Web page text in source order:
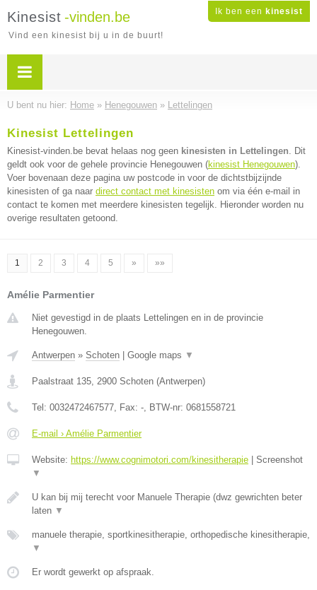
Ik ben een kinesist
Kinesist -vinden.be
Vind een kinesist bij u in de buurt!
U bent nu hier: Home » Henegouwen » Lettelingen
Kinesist Lettelingen
Kinesist-vinden.be bevat helaas nog geen kinesisten in Lettelingen. Dit
geldt ook voor de gehele provincie Henegouwen (kinesist Henegouwen).
Voer bovenaan deze pagina uw postcode in voor de dichtstbijzijnde
kinesisten of ga naar direct contact met kinesisten om via één e-mail in
contact te komen met meerdere kinesisten tegelijk. Hieronder worden nu
overige resultaten getoond.
1 2 3 4 5 » »»
Amélie Parmentier
Niet gevestigd in de plaats Lettelingen en in de provincie
Henegouwen.
Antwerpen » Schoten Google maps ▼
Paalstraat 135, 2900 Schoten (Antwerpen)
Tel: 0032472467577, Fax: -, BTW-nr: 0681558721
E-mail › Amélie Parmentier
Website: https://www.cognimotori.com/kinesitherapie
Screenshot
▼
U kan bij mij terecht voor Manuele Therapie (dwz gewrichten beter
laten ▼
manuele therapie, sportkinesitherapie, orthopedische kinesitherapie,
▼
Er wordt gewerkt op afspraak.